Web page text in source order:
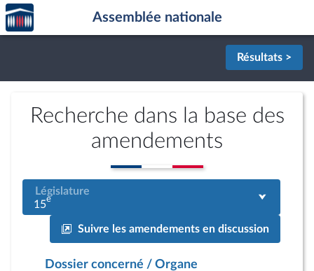
Aller au contenu
Aller en bas de la page
Accèder
à la
page
Assemblée nationale
Résultats >
Recherche dans la base des
amendements
Législature
15e
Suivre les amendements en discussion
Dossier concerné / Organe